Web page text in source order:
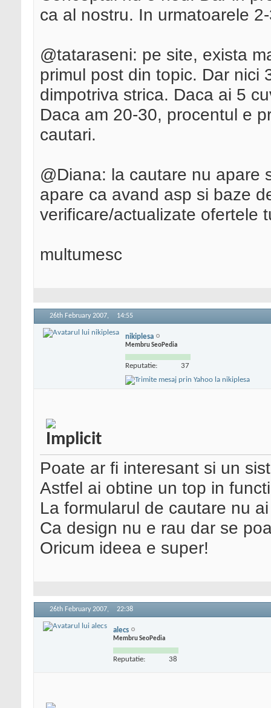
ca al nostru. In urmatoarele
@tataraseni: pe site, exista
primul post din topic. Dar nici
dimpotriva strica. Daca ai 5
Daca am 20-30, procentul e
cautari.
@Diana: la cautare nu apare
apare ca avand asp si baze
verificare/actualizate ofertele
multumesc
26th February 2007, 14:55
nikiplesa
Membru SeoPedia
Reputatie: 37
Poate ar fi interesant si un
Astfel ai obtine un top in
La formularul de cautare nu
Ca design nu e rau dar se
Oricum ideea e super!
26th February 2007, 22:38
alecs
Membru SeoPedia
Reputatie: 38